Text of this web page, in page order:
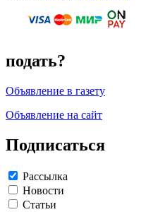
подать?
Объявление в газету
Объявление на сайт
Подписаться
Рассылка
Новости
Статьи